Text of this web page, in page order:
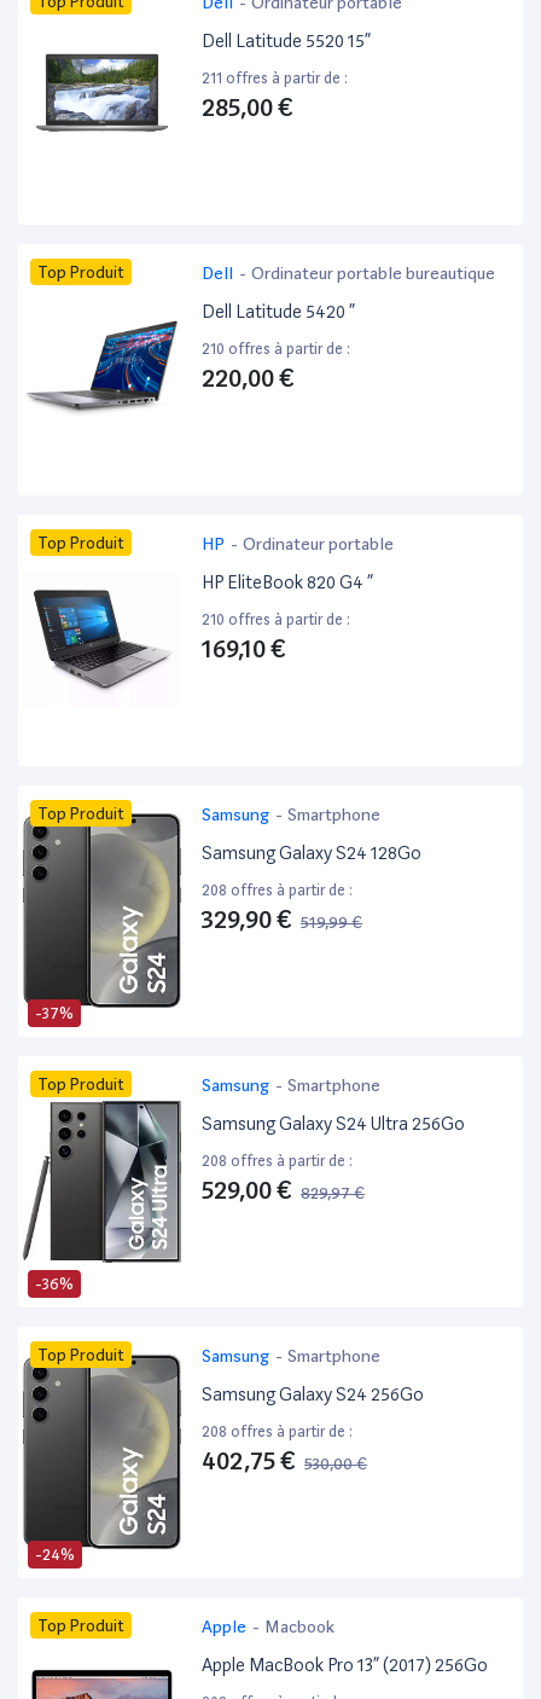
Dell Latitude 5520 15”
211 offres à partir de :
285,00 €
Top Produit Dell - Ordinateur portable bureautique
Dell Latitude 5420 ”
210 offres à partir de :
220,00 €
Top Produit HP - Ordinateur portable
HP EliteBook 820 G4 ”
210 offres à partir de :
169,10 €
-37%
Top Produit Samsung - Smartphone
Samsung Galaxy S24 128Go
208 offres à partir de :
329,90 € 519,99 €
-36%
Top Produit Samsung - Smartphone
Samsung Galaxy S24 Ultra 256Go
208 offres à partir de :
529,00 € 829,97 €
-24%
Top Produit Samsung - Smartphone
Samsung Galaxy S24 256Go
208 offres à partir de :
402,75 € 530,00 €
Top Produit Apple - Macbook
Apple MacBook Pro 13” (2017) 256Go